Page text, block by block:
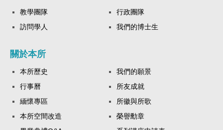
教學團隊
行政團隊
訪問學人
我們的博士生
關於本所
本所歷史
我們的願景
行事曆
所友成就
緬懷專區
所徽與所歌
本所空間改造
榮譽勳章